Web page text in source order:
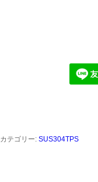
カテゴリー: SUS304TPS